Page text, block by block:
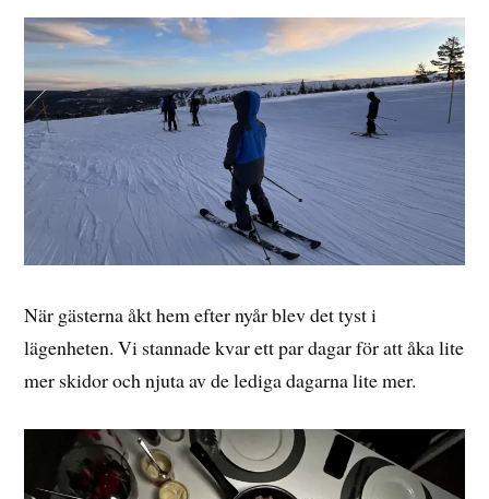
När gästerna åkt hem efter nyår blev det tyst i
lägenheten. Vi stannade kvar ett par dagar för att åka lite
mer skidor och njuta av de lediga dagarna lite mer.